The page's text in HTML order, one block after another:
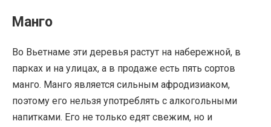
Манго
Во Вьетнаме эти деревья растут на набережной, в
парках и на улицах, а в продаже есть пять сортов
манго. Манго является сильным афродизиаком,
поэтому его нельзя употреблять с алкогольными
напитками. Его не только едят свежим, но и